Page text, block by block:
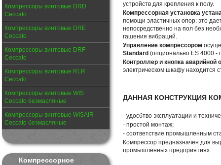
Компрессоры винтовые DRD
Ceccato
Компрессоры винтовые DRE
Ceccato
Компрессоры винтовые DRF
Ceccato
Компрессоры винтовые RLR
Ceccato
Компрессоры винтовые WIS
Ceccato безмасляные
Компрессоры винтовые WISAIR
Ceccato безмасляные
Компрессорное
устройств для крепления к полу.
Компрессорная установка
помощи эластичных опор: это
непосредственно на пол без
гашения вибраций.
Управление компрессором
Standard (опционально ES 4000 -
Контроллер и кнопка аварийной
электрическом шкафу находится
ДАННАЯ КОНСТРУКЦИЯ
- удосбтво эксплуатации и
- простой монтаж;
- соответствие промышленным
Компрессор предназначен для
промышленных предприятиях.